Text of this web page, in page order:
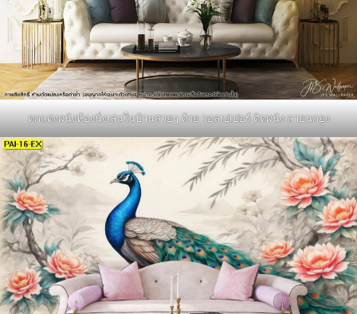
ตกแต่งผนังห้องนั่งเล่นในบ้านสวยๆ ด้วย วอลเปเปอร์ ติดผนัง ลายนกยูง